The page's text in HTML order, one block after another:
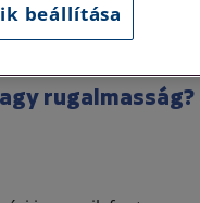
–
rugalmasság?
beállítása